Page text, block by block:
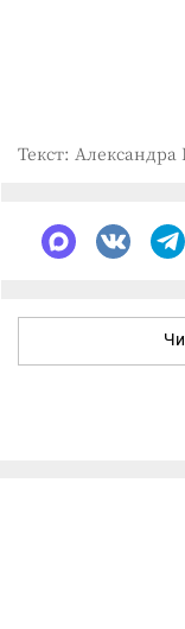
Текст: